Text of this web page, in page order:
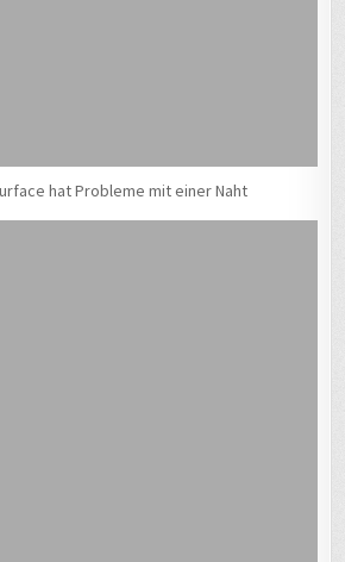
hat Probleme mit einer Naht